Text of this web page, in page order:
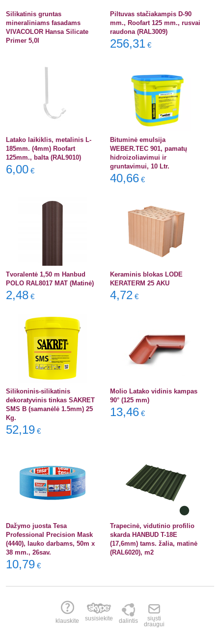
Silikatinis gruntas
mineraliniams fasadams
VIVACOLOR Hansa Silicate
Primer 5,0l
Piltuvas stačiakampis D-90
mm., Roofart 125 mm., rusvai
raudona (RAL3009)
256,31 €
Latako laikiklis, metalinis L-
185mm. (4mm) Roofart
125mm., balta (RAL9010)
6,00 €
Bituminė emulsija
WEBER.TEC 901, pamatų
hidroizoliavimui ir
gruntavimui, 10 Ltr.
40,66 €
Tvoralentė 1,50 m Hanbud
POLO RAL8017 MAT (Matinė)
2,48 €
Keraminis blokas LODE
KERATERM 25 AKU
4,72 €
Silikoninis-silikatinis
dekoratyvinis tinkas SAKRET
SMS B (samanėlė 1.5mm) 25
Kg.
52,19 €
Molio Latako vidinis kampas
90° (125 mm)
13,46 €
Dažymo juosta Tesa
Professional Precision Mask
(4440), lauko darbams, 50m x
38 mm., 26sav.
10,79 €
Trapecinė, vidutinio profilio
skarda HANBUD T-18E
(17,6mm) tams. žalia, matinė
(RAL6020), m2
klauskite susisiekite dalintis
siųsti
draugui